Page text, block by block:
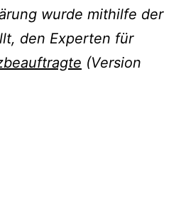
wurde mithilfe der
den Experten für
(Version